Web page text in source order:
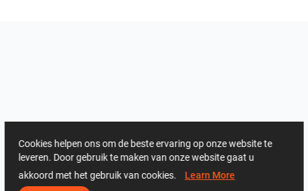
Cookies helpen ons om de beste ervaring op onze website te
leveren. Door gebruik te maken van onze website gaat u
akkoord met het gebruik van cookies. Learn More